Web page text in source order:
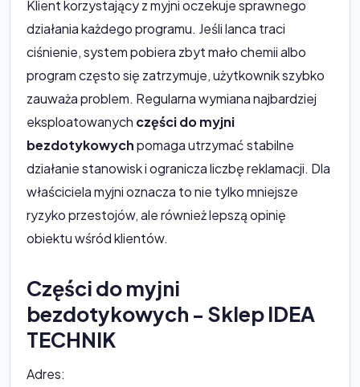
Klient korzystający z myjni oczekuje sprawnego
działania każdego programu. Jeśli lanca traci
ciśnienie, system pobiera zbyt mało chemii albo
program często się zatrzymuje, użytkownik szybko
zauważa problem. Regularna wymiana najbardziej
eksploatowanych części do myjni
bezdotykowychpomaga utrzymać stabilne
działanie stanowisk i ogranicza liczbę reklamacji. Dla
właściciela myjni oznacza to nie tylko mniejsze
ryzyko przestojów, ale również lepszą opinię
obiektu wśród klientów.
Części do myjni
bezdotykowych - Sklep IDEA
TECHNIK
Adres: